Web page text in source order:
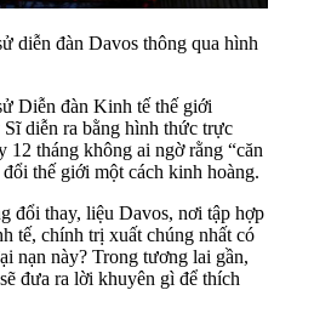
diễn đàn Davos thông qua hình
Diễn đàn Kinh tế thế giới
diễn ra bằng hình thức trực
12 tháng không ai ngờ rằng “căn
thế giới một cách kinh hoàng.
đổi thay, liệu Davos, nơi tập hợp
tế, chính trị xuất chúng nhất có
nạn này? Trong tương lai gần,
đưa ra lời khuyên gì để thích